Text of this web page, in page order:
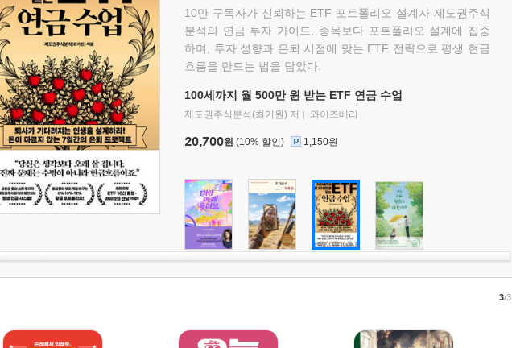
10만 구독자가 신뢰하는 ETF 포트폴리오 설계자 제도권주식
분석의 연금 투자 가이드. 종목보다 포트폴리오 설계에 집중
하며, 투자 성향과 은퇴 시점에 맞는 ETF 전략으로 평생 현금
흐름을 만드는 법을 담았다.
100세까지 월 500만 원 받는 ETF 연금 수업
제도권주식분석(최기원) 저 와이즈베리
20,700원 (10% 할인) 1,150원
3/3